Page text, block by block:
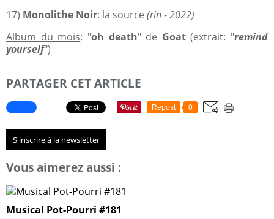
17) Monolithe Noir: la source (rin - 2022)
Album du mois: "oh death" de Goat(extrait: "remind
yourself")
PARTAGER CET ARTICLE
Repost 0
S'inscrire à la newsletter
Vous aimerez aussi :
Musical Pot-Pourri #181